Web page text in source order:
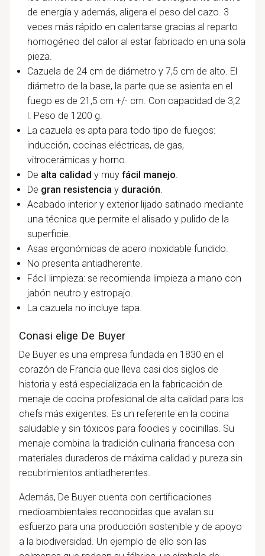
de energía y además, aligera el peso del cazo. 3
veces más rápido en calentarse gracias al reparto
homogéneo del calor al estar fabricado en una sola
pieza.
Cazuela de 24 cm de diámetro y 7,5 cm de alto. El
diámetro de la base, la parte que se asienta en el
fuego es de 21,5 cm +/- cm. Con capacidad de 3,2
l. Peso de 1200 g.
La cazuela es apta para todo tipo de fuegos:
inducción, cocinas eléctricas, de gas,
vitrocerámicas y horno.
De alta calidad y muy fácil manejo.
De gran resistencia y duración.
Acabado interior y exterior lijado satinado mediante
una técnica que permite el alisado y pulido de la
superficie.
Asas ergonómicas de acero inoxidable fundido.
No presenta antiadherente.
Fácil limpieza: se recomienda limpieza a mano con
jabón neutro y estropajo.
La cazuela no incluye tapa.
Conasi elige De Buyer
De Buyer es una empresa fundada en 1830 en el
corazón de Francia que lleva casi dos siglos de
historia y está especializada en la fabricación de
menaje de cocina profesional de alta calidad para los
chefs más exigentes. Es un referente en la cocina
saludable y sin tóxicos para foodies y cocinillas. Su
menaje combina la tradición culinaria francesa con
materiales duraderos de máxima calidad y pureza sin
recubrimientos antiadherentes.
Además, De Buyer cuenta con certificaciones
medioambientales reconocidas que avalan su
esfuerzo para una producción sostenible y de apoyo
a la biodiversidad. Un ejemplo de ello son las